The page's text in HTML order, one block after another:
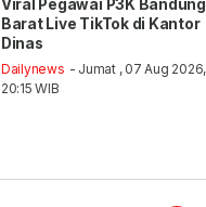
Viral Pegawai P3K Bandung
Barat Live TikTok di Kantor
Dinas
Dailynews - Jumat , 07 Aug 2026,
20:15 WIB